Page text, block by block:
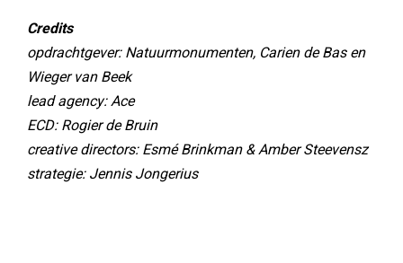
Credits
opdrachtgever: Natuurmonumenten, Carien de Bas en
Wieger van Beek
lead agency: Ace
ECD: Rogier de Bruin
creative directors: Esmé Brinkman & Amber Steevensz
strategie: Jennis Jongerius